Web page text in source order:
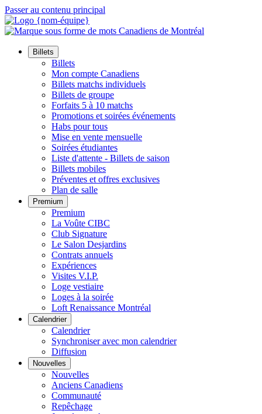
Passer au contenu principal
Billets
Billets
Mon compte Canadiens
Billets matchs individuels
Billets de groupe
Forfaits 5 à 10 matchs
Promotions et soirées événements
Habs pour tous
Mise en vente mensuelle
Soirées étudiantes
Liste d'attente - Billets de saison
Billets mobiles
Préventes et offres exclusives
Plan de salle
Premium
Premium
La Voûte CIBC
Club Signature
Le Salon Desjardins
Contrats annuels
Expériences
Visites V.I.P.
Loge vestiaire
Loges à la soirée
Loft Renaissance Montréal
Calendrier
Calendrier
Synchroniser avec mon calendrier
Diffusion
Nouvelles
Nouvelles
Anciens Canadiens
Communauté
Repêchage